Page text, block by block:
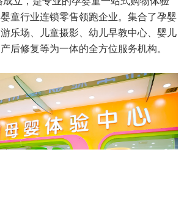
童行业连锁零售领跑企业。集合了孕婴
乐场、儿童摄影、幼儿早教中心、婴儿
后修复等为一体的全方位服务机构。